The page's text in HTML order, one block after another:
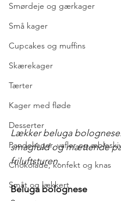
Smørdeje og gærkager
Små kager
Cupcakes og muffins
Skærekager
Tærter
Kager med fløde
Desserter
Pandekager, vafler og
Chokolade, konfekt og knas
Småt og lækkert
Lækker beluga
smagfuld og mættende
friluftsturen.
Beluga bolognese